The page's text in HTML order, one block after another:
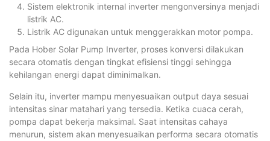
Sistem elektronik internal inverter mengonversinya menjadi
listrik AC.
Listrik AC digunakan untuk menggerakkan motor pompa.
Pada Hober Solar Pump Inverter, proses konversi dilakukan
secara otomatis dengan tingkat efisiensi tinggi sehingga
kehilangan energi dapat diminimalkan.
Selain itu, inverter mampu menyesuaikan output daya sesuai
intensitas sinar matahari yang tersedia. Ketika cuaca cerah,
pompa dapat bekerja maksimal. Saat intensitas cahaya
menurun, sistem akan menyesuaikan performa secara otomatis